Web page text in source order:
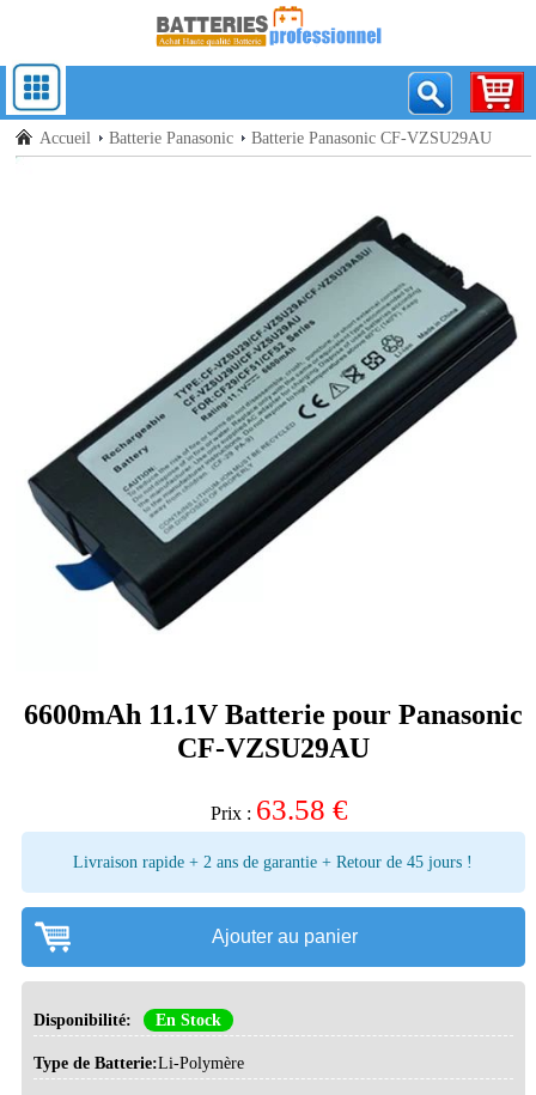
Accueil Batterie Panasonic Batterie Panasonic CF-VZSU29AU
6600mAh 11.1V Batterie pour Panasonic
CF-VZSU29AU
Prix : 63.58 €
Livraison rapide + 2 ans de garantie + Retour de 45 jours !
Ajouter au panier
Disponibilité: En Stock
Type de Batterie:Li-Polymère